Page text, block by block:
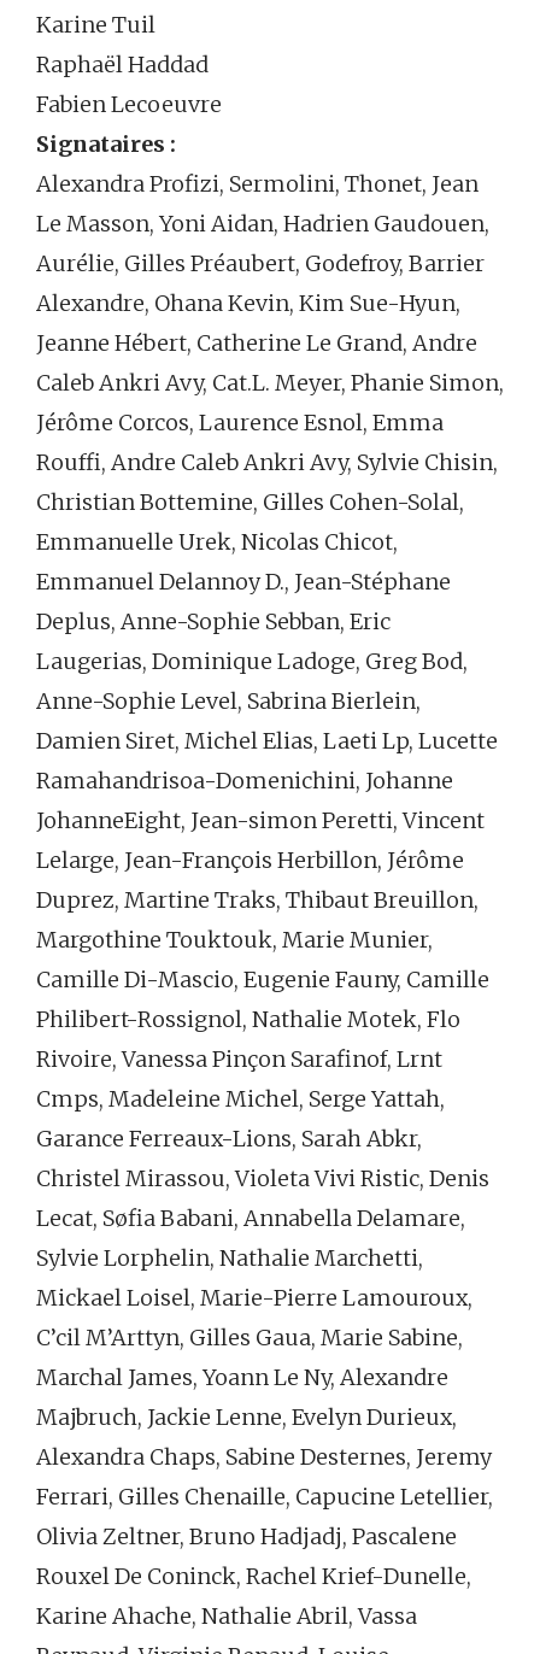
Karine Tuil
Raphaël Haddad
Fabien Lecoeuvre
Signataires :
Alexandra Profizi, Sermolini, Thonet, Jean
Le Masson, Yoni Aidan, Hadrien Gaudouen,
Aurélie, Gilles Préaubert, Godefroy, Barrier
Alexandre, Ohana Kevin, Kim Sue-Hyun,
Jeanne Hébert, Catherine Le Grand, Andre
Caleb Ankri Avy, Cat.L. Meyer, Phanie Simon,
Jérôme Corcos, Laurence Esnol, Emma
Rouffi, Andre Caleb Ankri Avy, Sylvie Chisin,
Christian Bottemine, Gilles Cohen-Solal,
Emmanuelle Urek, Nicolas Chicot,
Emmanuel Delannoy D., Jean-Stéphane
Deplus, Anne-Sophie Sebban, Eric
Laugerias, Dominique Ladoge, Greg Bod,
Anne-Sophie Level, Sabrina Bierlein,
Damien Siret, Michel Elias, Laeti Lp, Lucette
Ramahandrisoa-Domenichini, Johanne
JohanneEight, Jean-simon Peretti, Vincent
Lelarge, Jean-François Herbillon, Jérôme
Duprez, Martine Traks, Thibaut Breuillon,
Margothine Touktouk, Marie Munier,
Camille Di-Mascio, Eugenie Fauny, Camille
Philibert-Rossignol, Nathalie Motek, Flo
Rivoire, Vanessa Pinçon Sarafinof, Lrnt
Cmps, Madeleine Michel, Serge Yattah,
Garance Ferreaux-Lions, Sarah Abkr,
Christel Mirassou, Violeta Vivi Ristic, Denis
Lecat, Søfia Babani, Annabella Delamare,
Sylvie Lorphelin, Nathalie Marchetti,
Mickael Loisel, Marie-Pierre Lamouroux,
C’cil M’Arttyn, Gilles Gaua, Marie Sabine,
Marchal James, Yoann Le Ny, Alexandre
Majbruch, Jackie Lenne, Evelyn Durieux,
Alexandra Chaps, Sabine Desternes, Jeremy
Ferrari, Gilles Chenaille, Capucine Letellier,
Olivia Zeltner, Bruno Hadjadj, Pascalene
Rouxel De Coninck, Rachel Krief-Dunelle,
Karine Ahache, Nathalie Abril, Vassa